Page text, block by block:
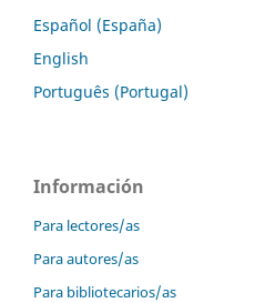
Español (España)
English
Português (Portugal)
Información
Para lectores/as
Para autores/as
Para bibliotecarios/as